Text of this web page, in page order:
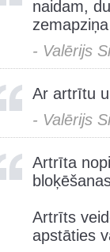
naidam,
- Valērijs
Ar artrītu
- Valērijs
Artrīta
Artrīts
apstāties